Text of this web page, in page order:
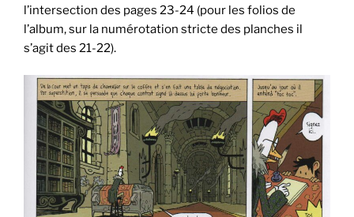
l’intersection des pages 23-24 (pour les folios de
l’album, sur la numérotation stricte des planches il
s’agit des 21-22).